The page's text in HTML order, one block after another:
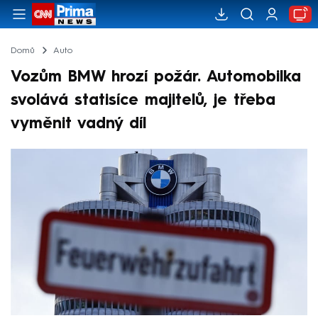
Domů Auto
Vozům BMW hrozí požár. Automobilka
svolává statisíce majitelů, je třeba
vyměnit vadný díl